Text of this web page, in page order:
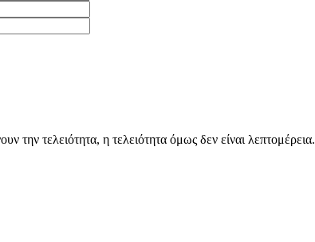
την τελειότητα, η τελειότητα όμως δεν είναι λεπτομέρεια.